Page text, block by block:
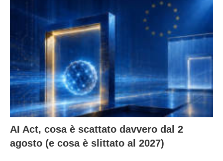
AI Act, cosa è scattato davvero dal 2
agosto (e cosa è slittato al 2027)